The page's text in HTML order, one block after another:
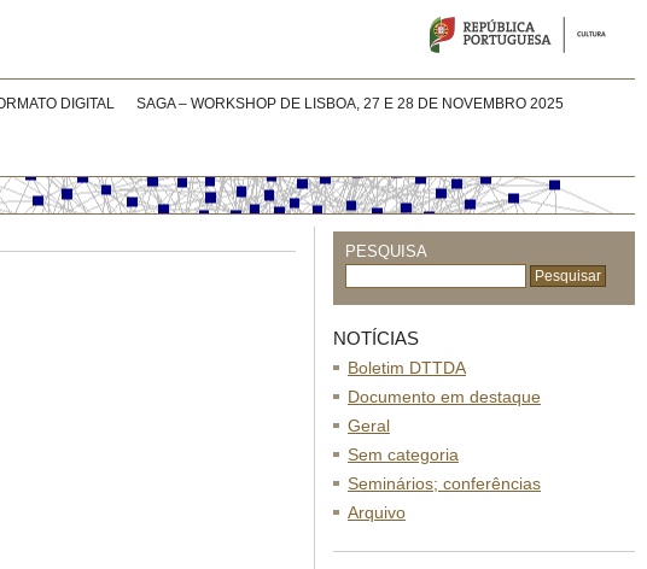
DIGITAL SAGA – WORKSHOP DE LISBOA, 27 E 28 DE NOVEMBRO 2025
PESQUISA
NOTÍCIAS
Boletim DTTDA
Documento em destaque
Geral
Sem categoria
Seminários; conferências
Arquivo